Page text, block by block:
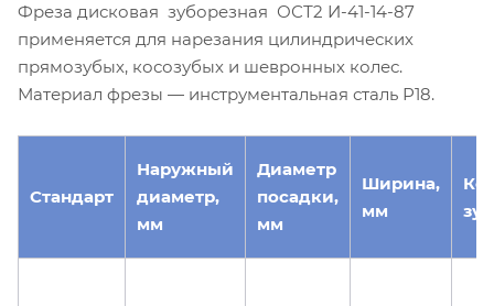
Фреза дисковая зуборезная ОСТ2 И-41-14-87
применяется для нарезания цилиндрических
прямозубых, косозубых и шевронных колес.
Материал фрезы — инструментальная сталь Р18.
Стандарт
Наружный
диаметр,
мм
Диаметр
посадки,
мм
Ширина,
мм